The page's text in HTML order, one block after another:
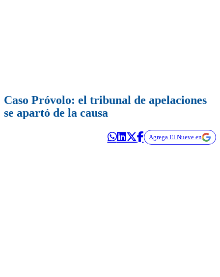
Caso Próvolo: el tribunal de apelaciones
se apartó de la causa
Agrega El Nueve en